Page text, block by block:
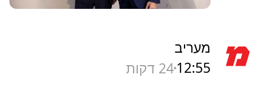
מעריב
12:5524 דקות